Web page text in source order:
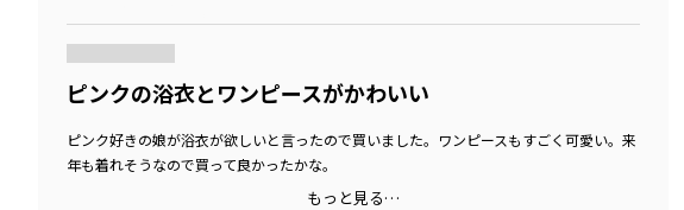
ピンクの浴衣とワンピースがかわいい
ピンク好きの娘が浴衣が欲しいと言ったので買いました。ワンピースもすごく可愛い。来
年も着れそうなので買って良かったかな。
もっと見る…